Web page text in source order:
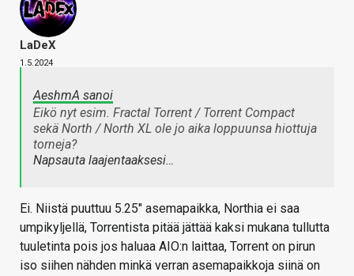
LaDeX
1.5.2024
AeshmA sanoi
Eikö nyt esim. Fractal Torrent / Torrent Compact
sekä North / North XL ole jo aika loppuunsa hiottuja
torneja?
Napsauta laajentaaksesi…
Ei. Niistä puuttuu 5.25" asemapaikka, Northia ei saa
umpikyljellä, Torrentista pitää jättää kaksi mukana tullutta
tuuletinta pois jos haluaa AIO:n laittaa, Torrent on pirun
iso siihen nähden minkä verran asemapaikkoja siinä on